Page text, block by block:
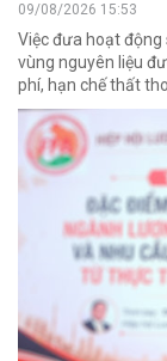
09/08/2026 15:53
Việc đưa hoạt động
vùng nguyên liệu
phí, hạn chế thất